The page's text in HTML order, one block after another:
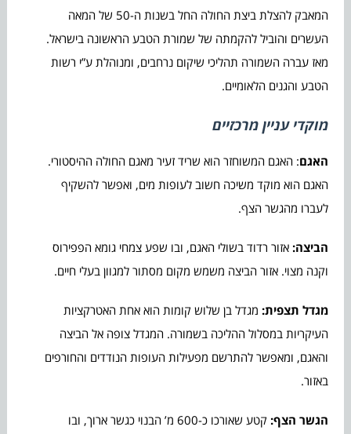
המאבק להצלת ביצת החולה החל בשנות ה-50 של המאה
העשרים והוביל להקמתה של שמורת הטבע הראשונה בישראל.
מאז עברה השמורה תהליכי שיקום נרחבים, ומנוהלת ע”י רשות
הטבע והגנים הלאומיים.
מוקדי עניין מרכזיים
האגם: האגם המשוחזר הוא שריד זעיר מאגם החולה ההיסטורי.
האגם הוא מוקד משיכה חשוב לעופות מים, ואפשר להשקיף
לעברו מהגשר הצף.
הביצה: אזור רדוד בשולי האגם, ובו שפע צמחי גומא הפפירוס
וקנה מצוי. אזור הביצה משמש מקום מסתור למגוון בעלי חיים.
מגדל תצפית: מגדל בן שלוש קומות הוא אחת האטרקציות
העיקריות במסלול ההליכה בשמורה. המגדל צופה אל הביצה
והאגם, ומאפשר להתרשם מפעילות העופות הנודדים והחורפים
באזור.
הגשר הצף:
קטע שאורכו כ-600 מ’ הבנוי כגשר ארוך, ובו